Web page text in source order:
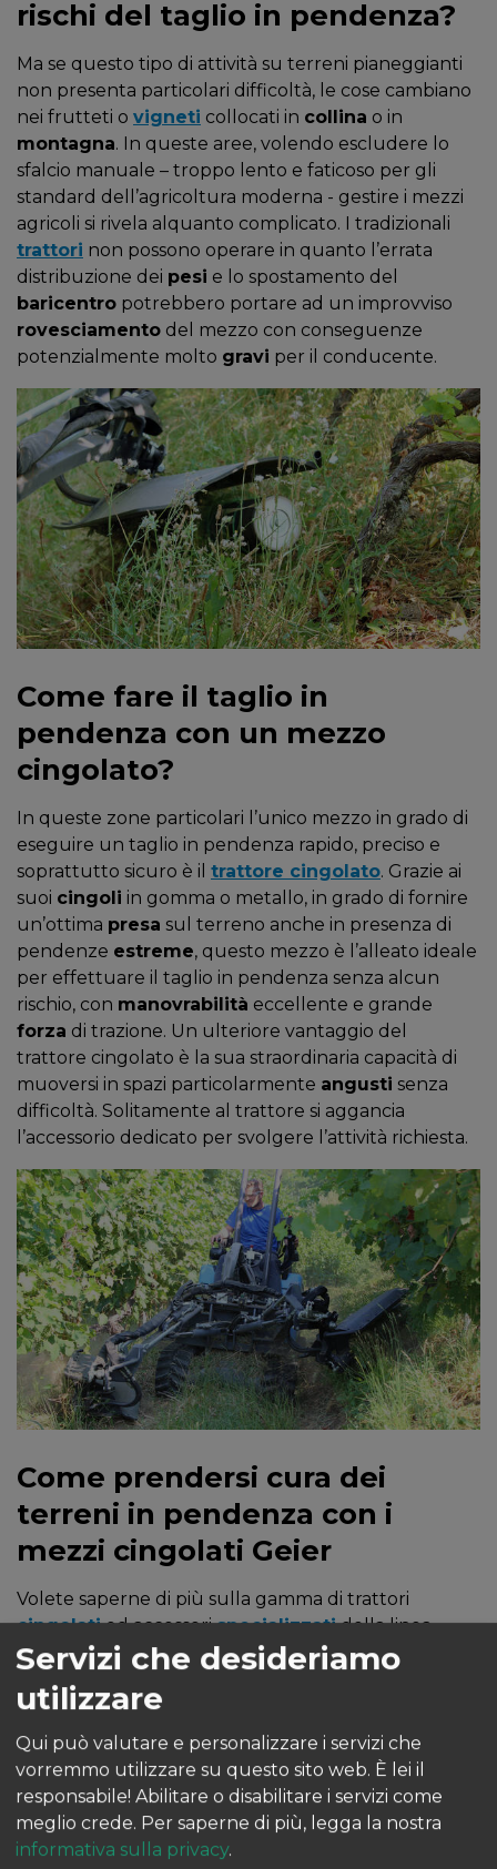
rischi del taglio in pendenza?
Ma se questo tipo di attività su terreni pianeggianti
non presenta particolari difficoltà, le cose cambiano
nei frutteti o vigneti collocati in collina o in
montagna. In queste aree, volendo escludere lo
sfalcio manuale – troppo lento e faticoso per gli
standard dell’agricoltura moderna - gestire i mezzi
agricoli si rivela alquanto complicato. I tradizionali
trattori non possono operare in quanto l’errata
distribuzione dei pesi e lo spostamento del
baricentro potrebbero portare ad un improvviso
rovesciamento del mezzo con conseguenze
potenzialmente molto gravi per il conducente.
Come fare il taglio in
pendenza con un mezzo
cingolato?
In queste zone particolari l’unico mezzo in grado di
eseguire un taglio in pendenza rapido, preciso e
soprattutto sicuro è il trattore cingolato. Grazie ai
suoi cingoli in gomma o metallo, in grado di fornire
un’ottima presa sul terreno anche in presenza di
pendenze estreme, questo mezzo è l’alleato ideale
per effettuare il taglio in pendenza senza alcun
rischio, con manovrabilità eccellente e grande
forza di trazione. Un ulteriore vantaggio del
trattore cingolato è la sua straordinaria capacità di
muoversi in spazi particolarmente angusti senza
difficoltà. Solitamente al trattore si aggancia
l’accessorio dedicato per svolgere l’attività richiesta.
Come prendersi cura dei
terreni in pendenza con i
mezzi cingolati Geier
Volete saperne di più sulla gamma di trattori
cingolatied accessorispecializzatidella linea
Geier? Sug eier.it troverete tutte le schede
grado di operare agevolmente su pendenze
estreme e spazi ristretti. Con i mezzi giusti anche
questo tipo di attività potrà essere svolto in modo
rapido, preciso e sicuro.
Geier consiglia
Servizi che desideriamo
utilizzare
Qui può valutare e personalizzare i servizi che
vorremmo utilizzare su questo sito web. È lei il
responsabile! Abilitare o disabilitare i servizi come
meglio crede. Per saperne di più, legga la nostra
informativa sulla privacy.